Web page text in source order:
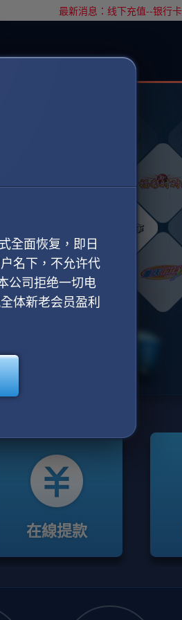
最新消息：线下充值--银行
在線提款
全面恢复，即日
名下，不允许代
公司拒绝一切电
体新老会员盈利